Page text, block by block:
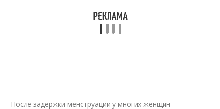
После задержки менструации у многих женщин